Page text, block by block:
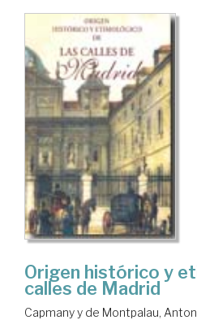
Origen histórico y
calles de Madrid
Capmany y de Montpalau,